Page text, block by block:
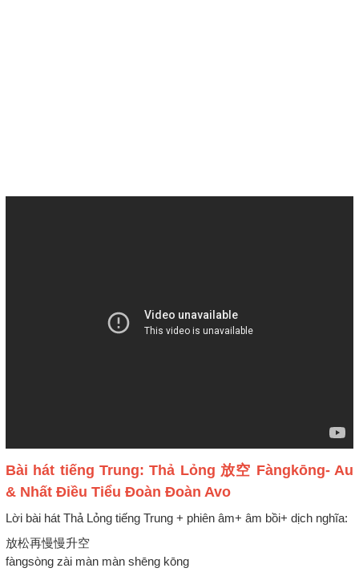
Bài hát tiếng Trung: Thả Lỏng 放空 Fàngkōng- Au
& Nhất Điều Tiểu Đoàn Đoàn Avo
Lời bài hát Thả Lỏng tiếng Trung + phiên âm+ âm bồi+ dịch nghĩa:
放松再慢慢升空
fàngsòng zài màn màn shēng kōng